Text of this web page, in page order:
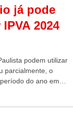
já pode
2024
podem utilizar
parcialmente, o
do ano em